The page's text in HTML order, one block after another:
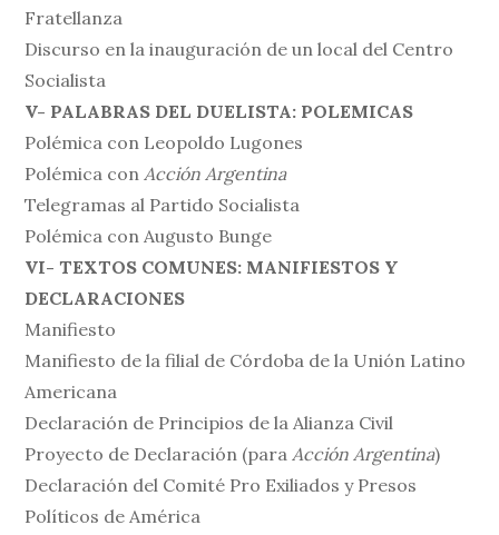
Fratellanza
Discurso en la inauguración de un local del Centro
Socialista
V- PALABRAS DEL DUELISTA: POLEMICAS
Polémica con Leopoldo Lugones
Polémica conAcción Argentina
Telegramas al Partido Socialista
Polémica con Augusto Bunge
VI- TEXTOS COMUNES: MANIFIESTOS Y
DECLARACIONES
Manifiesto
Manifiesto de la filial de Córdoba de la Unión Latino
Americana
Declaración de Principios de la Alianza Civil
Proyecto de Declaración (paraAcción Argentina)
Declaración del Comité Pro Exiliados y Presos
Políticos de América